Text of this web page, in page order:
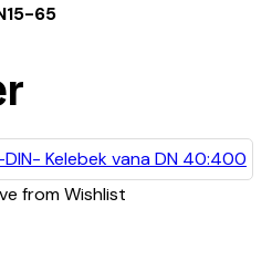
65
from Wishlist